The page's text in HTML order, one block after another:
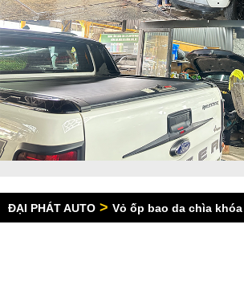
ĐẠI PHÁT AUTO > Vỏ ốp bao da chìa khóa